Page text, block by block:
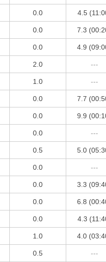
0.0 4.5
0.0 7.3
0.0 4.9
2.0 ---
1.0 ---
0.0 7.7
0.0 9.9
0.0 ---
0.5 5.0
0.0 ---
0.0 3.3
0.0 6.8
0.0 4.3
1.0 4.0
0.5 ---